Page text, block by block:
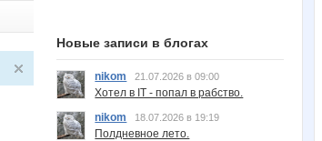
Новые записи в блогах
nikom 21.07.2026 в 09:00
Хотел в IT - попал в рабство.
nikom
18.07.2026 в 19:19
Полдневное лето.